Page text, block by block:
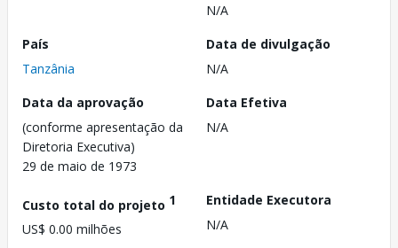
N/A
País
Tanzânia
Data de divulgação
N/A
Data da aprovação
(conforme apresentação da
Diretoria Executiva)
29 de maio de 1973
Data Efetiva
N/A
Custo total do projeto 1
US$ 0.00 milhões
Entidade Executora
N/A